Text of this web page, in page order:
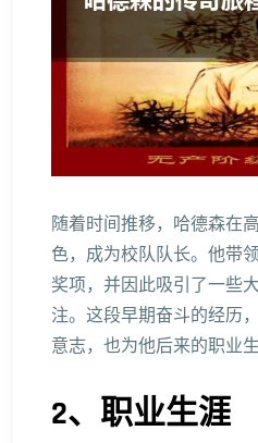
随着时间推移，哈德森在
色，成为校队队长。他带
奖项，并因此吸引了一些
注。这段早期奋斗的经历
意志，也为他后来的职业
2、职业生涯